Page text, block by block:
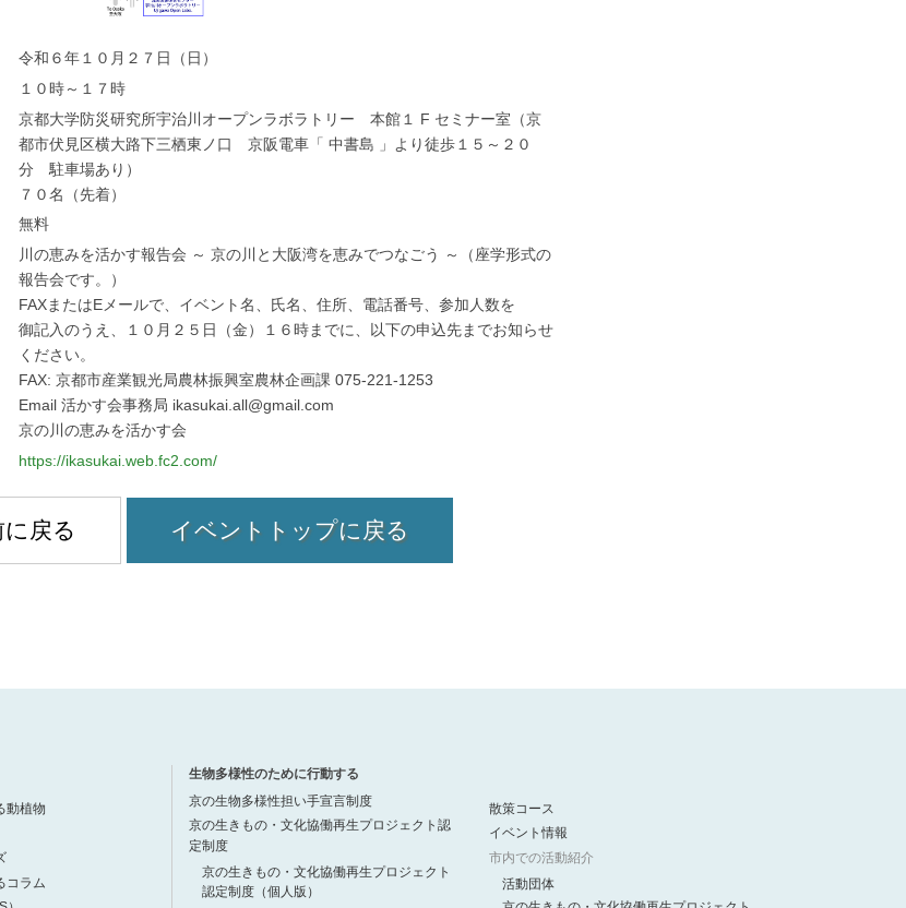
令和６年１０月２７日（日）
１０時～１７時
京都大学防災研究所宇治川オープンラボラトリー 本館１ F セミナー室（京
都市伏見区横大路下三栖東ノ口 京阪電車「 中書島 」より徒歩１５～２０
分 駐車場あり）
７０名（先着）
無料
川の恵みを活かす報告会 ～ 京の川と大阪湾を恵みでつなごう ～（座学形式の
報告会です。）
FAXまたはEメールで、イベント名、氏名、住所、電話番号、参加人数を
御記入のうえ、１０月２５日（金）１６時までに、以下の申込先までお知らせ
ください。
FAX: 京都市産業観光局農林振興室農林企画課 075-221-1253
Email 活かす会事務局 ikasukai.all@gmail.com
京の川の恵みを活かす会
https://ikasukai.web.fc2.com/
戻る イベントトップに戻る
動植物
コラム
生物多様性のために行動する
京の生物多様性担い手宣言制度
京の生きもの・文化協働再生プロジェクト認
定制度
京の生きもの・文化協働再生プロジェクト
認定制度（個人版）
散策コース
イベント情報
市内での活動紹介
活動団体